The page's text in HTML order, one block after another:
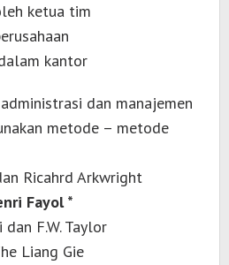
ketua tim
kantor
dan manajemen
metode – metode
Ricahrd Arkwright
Fayol *
F.W. Taylor
Liang Gie